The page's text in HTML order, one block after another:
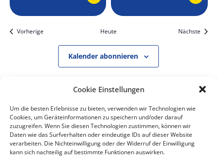
Cookie Einstellungen
Um die besten Erlebnisse zu bieten, verwenden wir Technologien wie
Cookies, um Geräteinformationen zu speichern und/oder darauf
zuzugreifen. Wenn Sie diesen Technologien zustimmen, können wir
Daten wie das Surfverhalten oder eindeutige IDs auf dieser Website
verarbeiten. Die Nichteinwilligung oder der Widerruf der Einwilligung
kann sich nachteilig auf bestimmte Funktionen auswirken.
VorherigeVeranstaltungen Heute Nächste
Kalender abonnieren
Unsere Adresse
Glindower Straße 28